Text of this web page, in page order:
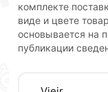
Условия
металл 1 1/4
области.
заказ и
комплекте
виде и цвете
основывается на
публикации